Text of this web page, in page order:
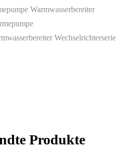
Warmwasserbereiter
Wechselrichterserie
Produkte